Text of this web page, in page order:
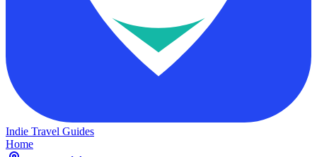
Indie Travel Guides
Home